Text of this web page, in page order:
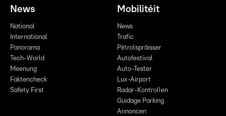
News
National
International
Panorama
Tech-World
Meenung
Faktencheck
Safety First
Mobilitéit
News
Trafic
Pëtrolspräisser
Autofestival
Auto-Tester
Lux-Airport
Radar-Kontrollen
Guidage Parking
Annoncen